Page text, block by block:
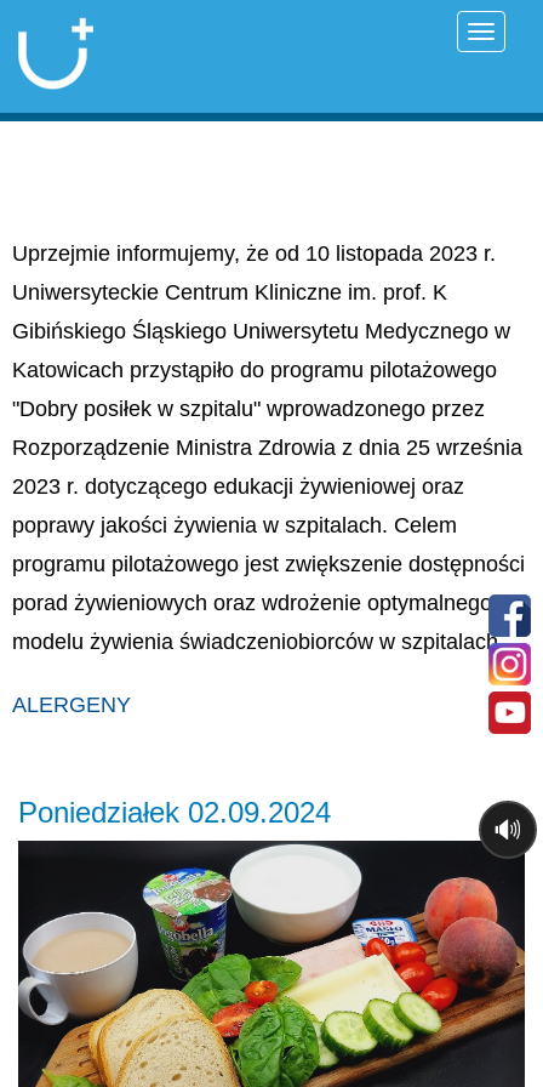
Uprzejmie informujemy, że od 10 listopada 2023 r.
Uniwersyteckie Centrum Kliniczne im. prof. K
Gibińskiego Śląskiego Uniwersytetu Medycznego w
Katowicach przystąpiło do programu pilotażowego
"Dobry posiłek w szpitalu" wprowadzonego przez
Rozporządzenie Ministra Zdrowia z dnia 25 września
2023 r. dotyczącego edukacji żywieniowej oraz
poprawy jakości żywienia w szpitalach. Celem
programu pilotażowego jest zwiększenie dostępności
porad żywieniowych oraz wdrożenie optymalnego
modelu żywienia świadczeniobiorców w szpitalach.
ALERGENY
Poniedziałek 02.09.2024
🔊